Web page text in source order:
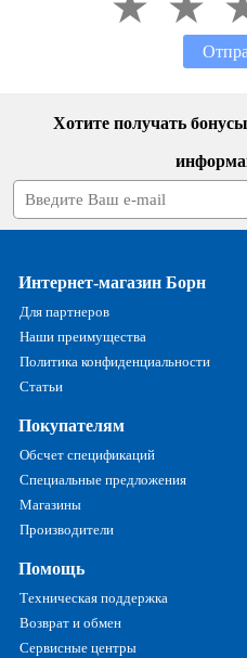
Хотите получать
Интернет-магазин Борн
Для партнеров
Наши преимущества
Политика конфиденциальности
Статьи
Покупателям
Обсчет спецификаций
Специальные предложения
Магазины
Производители
Помощь
Техническая поддержка
Возврат и обмен
Сервисные центры